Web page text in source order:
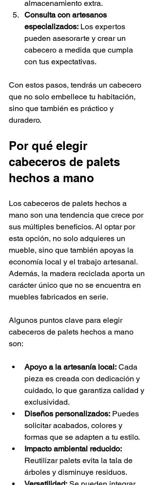
almacenamiento extra.
Consulta con artesanos
especializados: Los expertos
pueden asesorarte y crear un
cabecero a medida que cumpla
con tus expectativas.
Con estos pasos, tendrás un cabecero
que no solo embellece tu habitación,
sino que también es práctico y
duradero.
Por qué elegir
cabeceros de palets
hechos a mano
Los cabeceros de palets hechos a
mano son una tendencia que crece por
sus múltiples beneficios. Al optar por
esta opción, no solo adquieres un
mueble, sino que también apoyas la
economía local y el trabajo artesanal.
Además, la madera reciclada aporta un
carácter único que no se encuentra en
muebles fabricados en serie.
Algunos puntos clave para elegir
cabeceros de palets hechos a mano
son:
Apoyo a la artesanía local: Cada
pieza es creada con dedicación y
cuidado, lo que garantiza calidad y
exclusividad.
Diseños personalizados: Puedes
solicitar acabados, colores y
formas que se adapten a tu estilo.
Impacto ambiental reducido:
Reutilizar palets evita la tala de
árboles y disminuye residuos.